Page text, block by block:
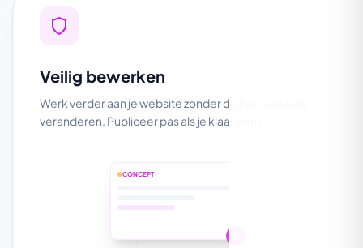
Veilig bewerken
Werk verder aan je website zonder de live-versie te
veranderen. Publiceer pas als je klaar bent.
CONCEPT